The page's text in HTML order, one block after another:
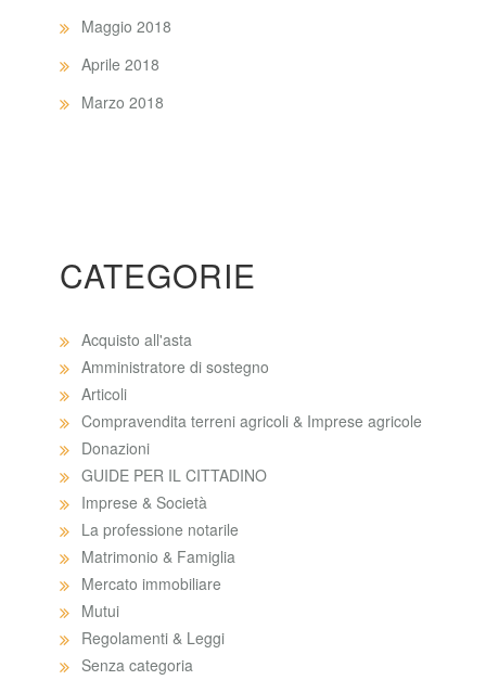
Maggio 2018
Aprile 2018
Marzo 2018
CATEGORIE
Acquisto all'asta
Amministratore di sostegno
Articoli
Compravendita terreni agricoli & Imprese agricole
Donazioni
GUIDE PER IL CITTADINO
Imprese & Società
La professione notarile
Matrimonio & Famiglia
Mercato immobiliare
Mutui
Regolamenti & Leggi
Senza categoria